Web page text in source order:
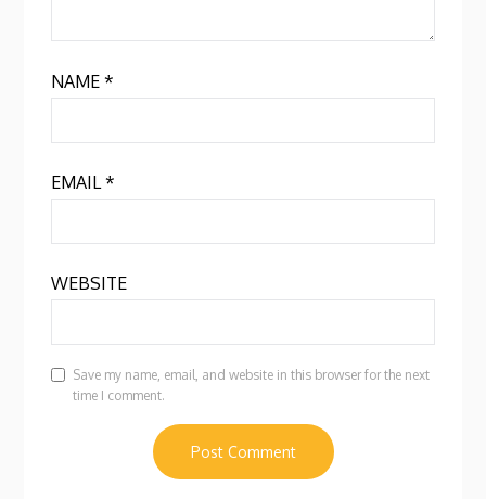
NAME*
EMAIL*
WEBSITE
Save my name, email, and website in this browser for the next
time I comment.